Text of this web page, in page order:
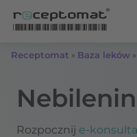
Receptomat » Baza leków »
Nebilenin
Rozpocznij e-